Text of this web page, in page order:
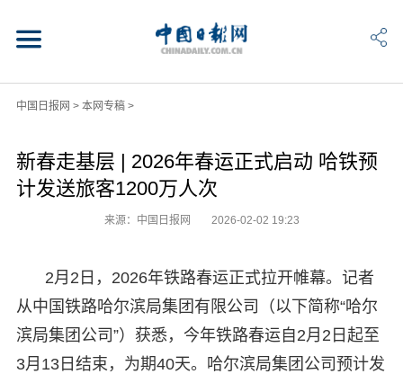
中国日报网 > 本网专稿>
新春走基层 | 2026年春运正式启动 哈铁预
计发送旅客1200万人次
来源：中国日报网 2026-02-02 19:23
2月2日，2026年铁路春运正式拉开帷幕。记者
从中国铁路哈尔滨局集团有限公司（以下简称“哈尔
滨局集团公司”）获悉，今年铁路春运自2月2日起至
3月13日结束，为期40天。哈尔滨局集团公司预计发